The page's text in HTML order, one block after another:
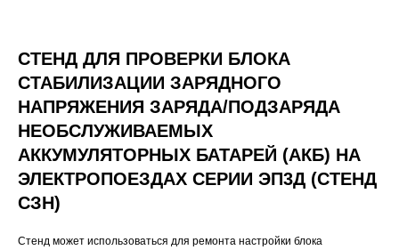
СТЕНД ДЛЯ ПРОВЕРКИ БЛОКА
СТАБИЛИЗАЦИИ ЗАРЯДНОГО
НАПРЯЖЕНИЯ ЗАРЯДА/ПОДЗАРЯДА
НЕОБСЛУЖИВАЕМЫХ
АККУМУЛЯТОРНЫХ БАТАРЕЙ (АКБ) НА
ЭЛЕКТРОПОЕЗДАХ СЕРИИ ЭП3Д (СТЕНД
СЗН)
Стенд может использоваться для ремонта настройки блока